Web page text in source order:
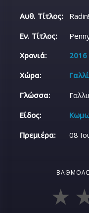
Αυθ. Τίτλος:
Radin!
Εν. Τίτλος:
Χρονιά:
2016
Χώρα:
Γλώσσα:
Είδος:
Πρεμιέρα:
08